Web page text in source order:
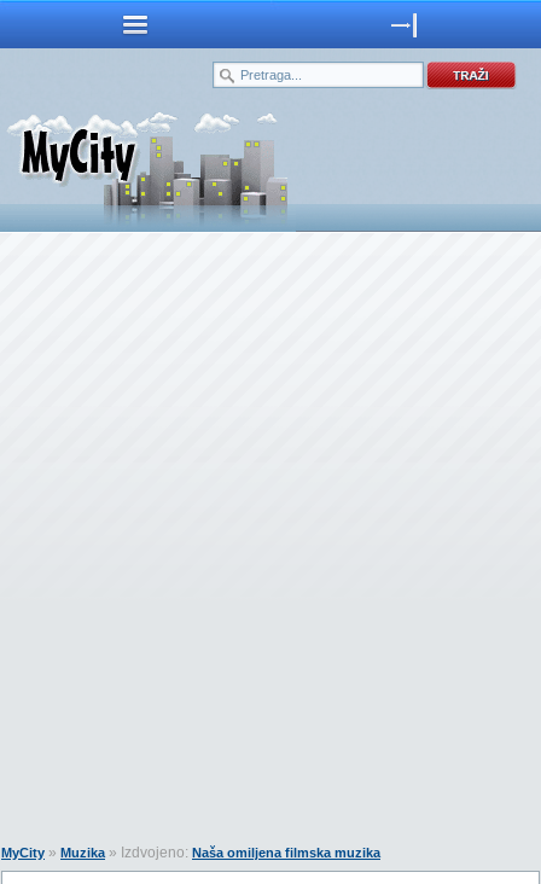
MyCity » Muzika» Izdvojeno: Naša omiljena filmska muzika